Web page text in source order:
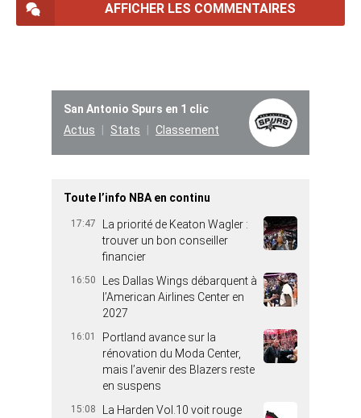
AFFICHER LES COMMENTAIRES
San Antonio Spurs en 1 clic
Actus
Stats Classement
Toute l’info NBA en continu
17:47
La priorité de Keaton Wagler :
trouver un bon conseiller
financier
16:50
Les Dallas Wings débarquent à
l’American Airlines Center en
2027
16:01
Portland avance sur la
rénovation du Moda Center,
mais l’avenir des Blazers reste
en suspens
15:08 La Harden Vol.10 voit rouge